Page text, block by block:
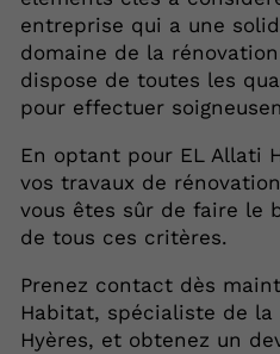
entreprise qui a une
domaine de la
dispose de toutes les
pour effectuer
En optant pour EL Allati
vos travaux de
vous êtes sûr de faire le
de tous ces critères.
Prenez contact dès
Habitat, spécialiste de
Hyères, et obtenez un